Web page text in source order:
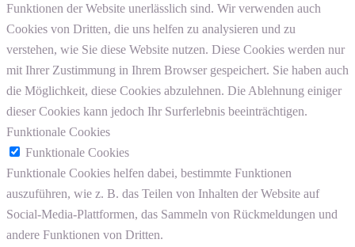
Funktionen der Website unerlässlich sind. Wir verwenden auch
Cookies von Dritten, die uns helfen zu analysieren und zu
verstehen, wie Sie diese Website nutzen. Diese Cookies werden nur
mit Ihrer Zustimmung in Ihrem Browser gespeichert. Sie haben auch
die Möglichkeit, diese Cookies abzulehnen. Die Ablehnung einiger
dieser Cookies kann jedoch Ihr Surferlebnis beeinträchtigen.
Funktionale Cookies
Funktionale Cookies
Funktionale Cookies helfen dabei, bestimmte Funktionen
auszuführen, wie z. B. das Teilen von Inhalten der Website auf
Social-Media-Plattformen, das Sammeln von Rückmeldungen und
andere Funktionen von Dritten.